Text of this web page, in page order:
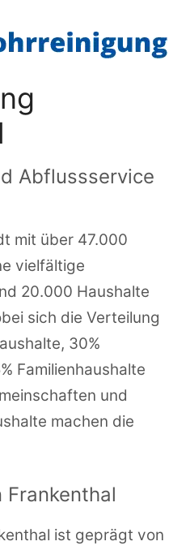
Abflussservice
mit über 47.000
vielfältige
20.000 Haushalte
sich die Verteilung
30%
Familienhaushalte
und
machen die
ist geprägt von